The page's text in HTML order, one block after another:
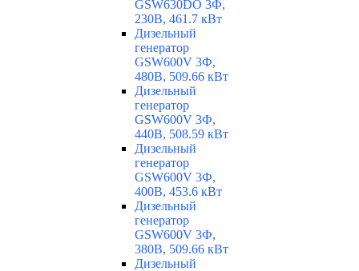
GSW630DO 3Ф,
230В, 461.7 кВт
Дизельный
генератор
GSW600V 3Ф,
480В, 509.66 кВт
Дизельный
генератор
GSW600V 3Ф,
440В, 508.59 кВт
Дизельный
генератор
GSW600V 3Ф,
400В, 453.6 кВт
Дизельный
генератор
GSW600V 3Ф,
380В, 509.66 кВт
Дизельный